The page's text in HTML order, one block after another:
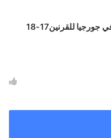
تأثير المخطوطات الايرانية على فن التصوير في جورجيا للقرنين17-18